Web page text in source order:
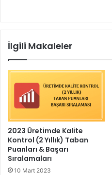
İlgili Makaleler
2023 Üretimde Kalite
Kontrol (2 Yıllık) Taban
Puanları & Başarı
Sıralamaları
10 Mart 2023